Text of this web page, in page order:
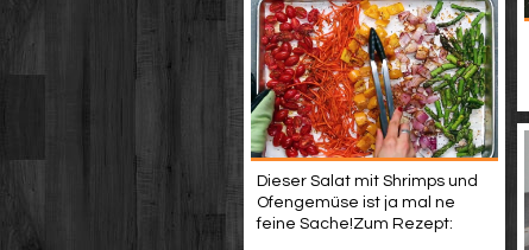
Dieser Salat mit Shrimps und
Ofengemüse ist ja mal ne
feine Sache!Zum Rezept: